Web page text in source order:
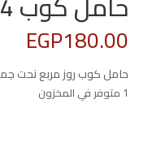
EGP180.00
حامل كوب روز مربع نحت
1 متوفر في المخزون